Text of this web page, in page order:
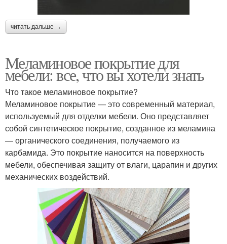
читать дальше →
Меламиновое покрытие для
мебели: все, что вы хотели знать
Что такое меламиновое покрытие?
Меламиновое покрытие — это современный материал,
используемый для отделки мебели. Оно представляет
собой синтетическое покрытие, созданное из меламина
— органического соединения, получаемого из
карбамида. Это покрытие наносится на поверхность
мебели, обеспечивая защиту от влаги, царапин и других
механических воздействий.